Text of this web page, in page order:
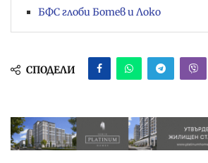
БФС глоби Ботев и Локо
СПОДЕЛИ